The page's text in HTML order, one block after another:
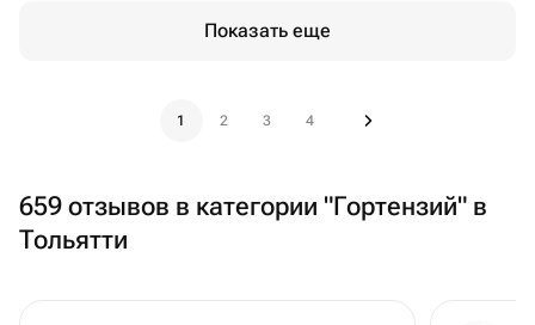
Показать еще
1 2 3 4
659 отзывов в категории "Гортензий" в
Тольятти